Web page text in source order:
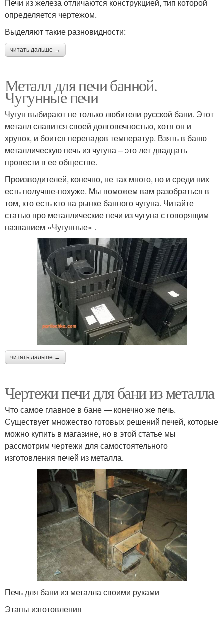
Печи из железа отличаются конструкцией, тип которой
определяется чертежом.
Выделяют такие разновидности:
читать дальше →
Металл для печи банной.
Чугунные печи
Чугун выбирают не только любители русской бани. Этот
металл славится своей долговечностью, хотя он и
хрупок, и боится перепадов температур. Взять в баню
металлическую печь из чугуна – это лет двадцать
провести в ее обществе.
Производителей, конечно, не так много, но и среди них
есть получше-похуже. Мы поможем вам разобраться в
том, кто есть кто на рынке банного чугуна. Читайте
статью про металлические печи из чугуна с говорящим
названием «Чугунные» .
читать дальше →
Чертежи печи для бани из металла
Что самое главное в бане — конечно же печь.
Существует множество готовых решений печей, которые
можно купить в магазине, но в этой статье мы
рассмотрим чертежи для самостоятельного
изготовления печей из металла.
Печь для бани из металла своими руками
Этапы изготовления